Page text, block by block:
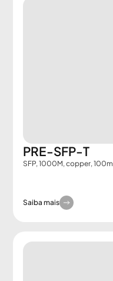
PRE-SFP-T
SFP, 1000M, copper, 100m
Saiba mais